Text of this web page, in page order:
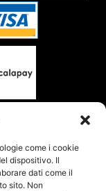
come i cookie
dispositivo. Il
dati come il
sito. Non